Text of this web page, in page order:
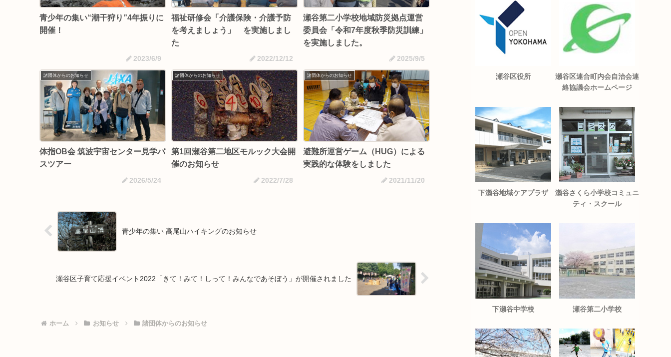
青少年の集い“潮干狩り”4年振りに
開催！
2023/6/9
福祉研修会「介護保険・介護予防
を考えましょう」 を実施しまし
た
2022/12/12
瀬谷第二小学校地域防災拠点運営
委員会「令和7年度秋季防災訓練」
を実施しました。
2025/9/5
諸団体からのお知らせ
体指OB会 筑波宇宙センター見学バ
スツアー
2026/5/24
諸団体からのお知らせ
第1回瀬谷第二地区モルック大会開
催のお知らせ
2022/7/28
諸団体からのお知らせ
避難所運営ゲーム（HUG）による
実践的な体験をしました
2021/11/20
青少年の集い 高尾山ハイキングのお知らせ
瀬谷区子育て応援イベント2022「きて！みて！しって！みんなであそぼう」が開催されました
ホーム お知らせ 諸団体からのお知らせ
瀬谷区役所
瀬谷区連合町内会自治会連
絡協議会ホームページ
下瀬谷地域ケアプラザ
瀬谷さくら小学校コミュニ
ティ・スクール
下瀬谷中学校 瀬谷第二小学校